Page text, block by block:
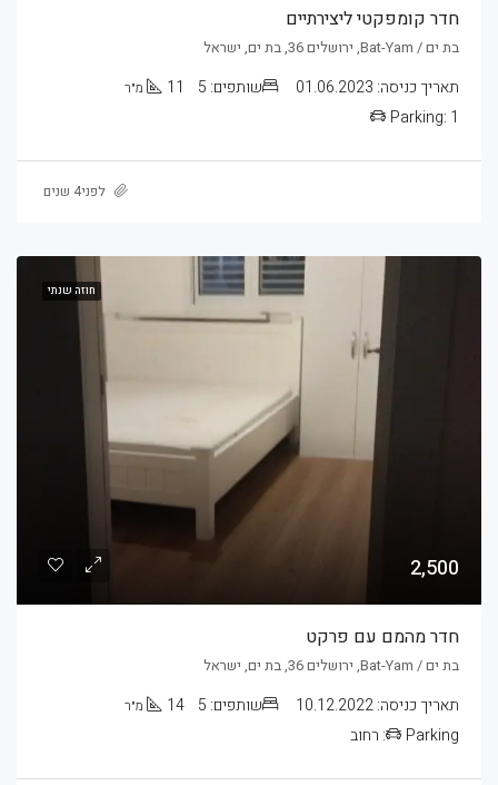
חדר קומפקטי ליצירתיים
בת ים / Bat-Yam, ירושלים 36, בת ים, ישראל
תאריך כניסה: 01.06.2023 שותפים: 5
11 מ״ר
Parking: 1
לפני4 שנים
חוזה שנתי
2,500
חדר מהמם עם פרקט
בת ים / Bat-Yam, ירושלים 36, בת ים, ישראל
תאריך כניסה:10.12.2022 שותפים: 5
14 מ״ר
Parking: רחוב